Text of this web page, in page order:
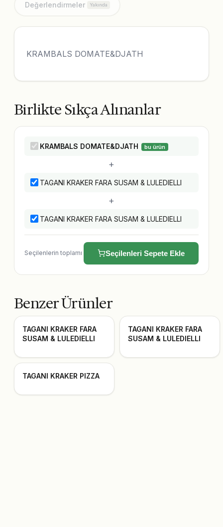
Değerlendirmeler Yakında
KRAMBALS DOMATE&DJATH
Birlikte Sıkça Alınanlar
KRAMBALS DOMATE&DJATH bu ürün
+
TAGANI KRAKER FARA SUSAM & LULEDIELLI
+
TAGANI KRAKER FARA SUSAM & LULEDIELLI
Seçilenlerin toplamı Seçilenleri Sepete Ekle
Benzer Ürünler
TAGANI KRAKER FARA
SUSAM & LULEDIELLI
TAGANI KRAKER FARA
SUSAM & LULEDIELLI
TAGANI KRAKER PIZZA